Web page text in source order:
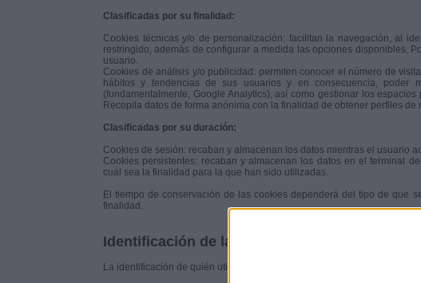
Clasificadas por su finalidad:
Cookies técnicas y/o de personalización: facilitan la navegación, al
restringido, además de configurar a medida las opciones disponibles.
usuario.
Cookies de análisis y/o publicidad: permiten conocer el número de
hábitos y tendencias de sus usuarios y en consecuencia, poder
(fundamentalmente, Google Analytics), así como gestionar los
Recopila datos de forma anónima con la finalidad de obtener perfiles de
Clasificadas por su duración:
Cookies de sesión: recaban y almacenan los datos mientras el usuario
Cookies persistentes: recaban y almacenan los datos en el terminal
cuál sea la finalidad para la que han sido utilizadas.
El tiempo de conservación de las cookies dependerá del tipo de que
finalidad.
Identificación de las cookies de esta página
La identificación de quién utiliza las cookies, el tipo de cookies